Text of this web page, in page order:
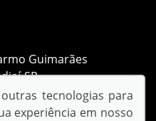
Guimarães
SP
tecnologias para
experiência em nosso